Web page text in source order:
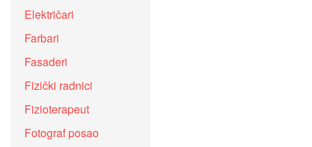
Električari
Farbari
Fasaderi
Fizički radnici
Fizioterapeut
Fotograf posao